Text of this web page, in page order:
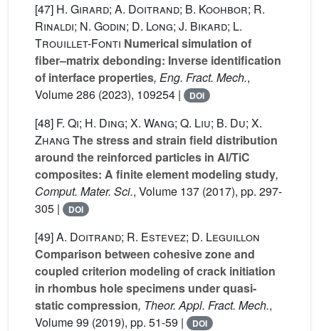
[47] H. Girard; A. Doitrand; B. Koohbor; R.
Rinaldi; N. Godin; D. Long; J. Bikard; L.
Trouillet-Fonti Numerical simulation of
fiber–matrix debonding: Inverse identification
of interface properties, Eng. Fract. Mech.,
Volume 286 (2023), 109254 | DOI
[48] F. Qi; H. Ding; X. Wang; Q. Liu; B. Du; X.
Zhang The stress and strain field distribution
around the reinforced particles in Al/TiC
composites: A finite element modeling study,
Comput. Mater. Sci., Volume 137 (2017), pp. 297-
305 |
DOI
[49]A. Doitrand; R. Estevez; D. Leguillon
Comparison between cohesive zone and
coupled criterion modeling of crack initiation
in rhombus hole specimens under quasi-
static compression, Theor. Appl. Fract. Mech.,
Volume 99 (2019), pp. 51-59 | DOI